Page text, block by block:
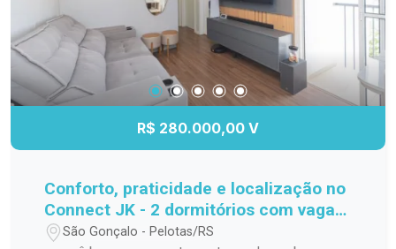
R$ 280.000,00 V
Conforto, praticidade e localização no
Connect JK - 2 dormitórios com vaga
privativa!
São Gonçalo - Pelotas/RS